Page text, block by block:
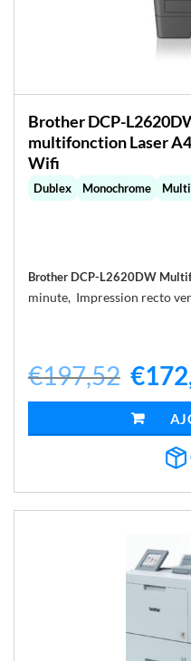
Brother DCP-
multifonction Laser
Wifi
Dublex Monochrome
Brother DCP-L2620DW
minute, Impression recto
€197,52 Le
prix
initial
était :
€197,52.
€